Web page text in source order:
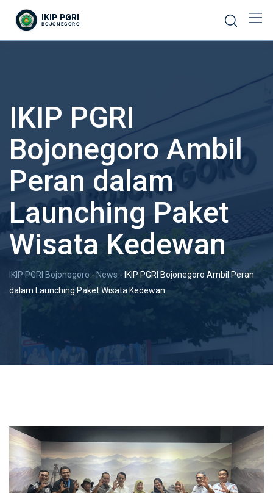
IKIP PGRI
Bojonegoro Ambil
Peran dalam
Launching Paket
Wisata Kedewan
IKIP PGRI Bojonegoro - News - IKIP PGRI Bojonegoro Ambil Peran
dalam Launching Paket Wisata Kedewan